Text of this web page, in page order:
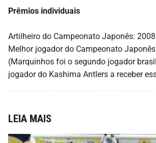
Prêmios individuais
Artilheiro do Campeonato Japonês: 2008
Melhor jogador do Campeonato
(Marquinhos foi o segundo jogador
jogador do Kashima Antlers a receber
LEIA MAIS